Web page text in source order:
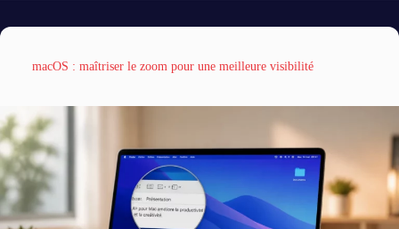
macOS : maîtriser le zoom pour une meilleure visibilité